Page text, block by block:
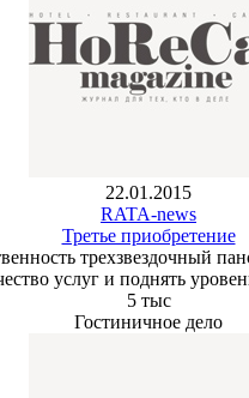
22.01.2015
RATA-news
Третье приобретение
трехзвездочный
услуг и поднять
5 тыс
Гостиничное дело